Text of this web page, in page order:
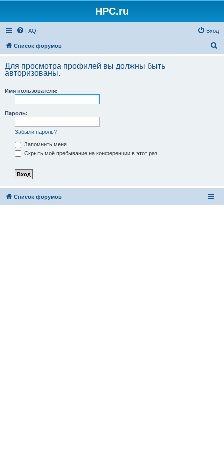
HPC.ru
FAQ Вход
Список форумов
с
Для просмотра профилей вы должны быть
авторизованы.
Имя пользователя:
Пароль:
Забыли пароль?
Запомнить меня
Скрыть моё пребывание на конференции в этот раз
Список форумов